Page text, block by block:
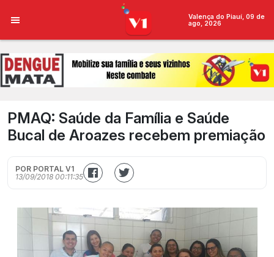
Valença do Piauí, 09 de
ago, 2026
PMAQ: Saúde da Família e Saúde
Bucal de Aroazes recebem premiação
POR PORTAL V1
13/09/2018 00:11:35